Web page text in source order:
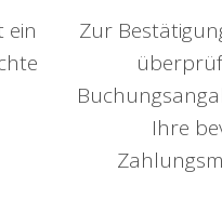
ein
Zur
Ihre